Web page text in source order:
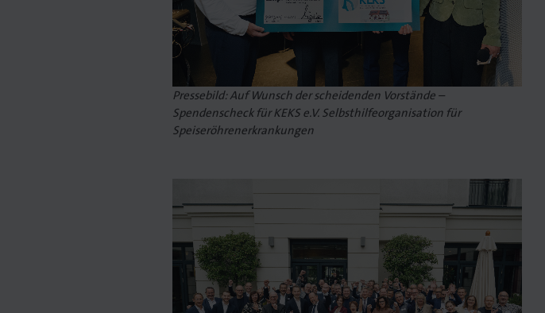
Pressebild: Auf Wunsch der scheidenden Vorstände –
Spendenscheck für KEKS e.V. Selbsthilfeorganisation für
Speiseröhrenerkrankungen